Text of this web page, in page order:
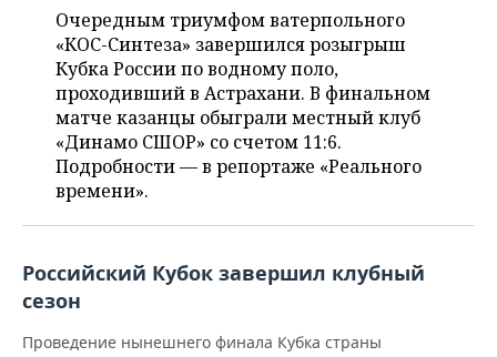
ОТКРЫТАЯ ЛЕКЦИЯ
БАСКЕТБОЛ
ВОЛЕЙБОЛ
КИБЕРСПОРТ
ФИГУРНОЕ КАТАНИЕ
ВОДНЫЕ ВИДЫ СПОРТА
ХОККЕЙ С МЯЧОМ
ИНФРАСТРУКТУРА
ИСТОРИЯ
КУЛЬТУРА
МЕДИЦИНА
ОБРАЗОВАНИЕ
ПРОИСШЕСТВИЯ
СПРАВОЧНИК
СПИСОК ПЕРСОН
СПИСОК КОМПАНИЙ
ПОЛНАЯ ВЕРСИЯ
Очередным триумфом ватерпольного
«КОС-Синтеза» завершился розыгрыш
Кубка России по водному поло,
проходивший в Астрахани. В финальном
матче казанцы обыграли местный клуб
«Динамо СШОР» со счетом 11:6.
Подробности — в репортаже «Реального
времени».
Российский Кубок завершил клубный
сезон
Проведение нынешнего финала Кубка страны